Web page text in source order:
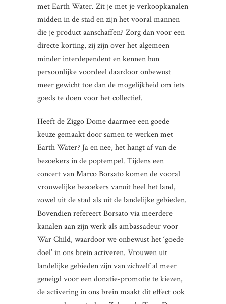
met Earth Water. Zit je met je verkoopkanalen
midden in de stad en zijn het vooral mannen
die je product aanschaffen? Zorg dan voor een
directe korting, zij zijn over het algemeen
minder interdependent en kennen hun
persoonlijke voordeel daardoor onbewust
meer gewicht toe dan de mogelijkheid om iets
goeds te doen voor het collectief.
Heeft de Ziggo Dome daarmee een goede
keuze gemaakt door samen te werken met
Earth Water? Ja en nee, het hangt af van de
bezoekers in de poptempel. Tijdens een
concert van Marco Borsato komen de vooral
vrouwelijke bezoekers vanuit heel het land,
zowel uit de stad als uit de landelijke gebieden.
Bovendien refereert Borsato via meerdere
kanalen aan zijn werk als ambassadeur voor
War Child, waardoor we onbewust het ‘goede
doel’ in ons brein activeren. Vrouwen uit
landelijke gebieden zijn van zichzelf al meer
geneigd voor een donatie-promotie te kiezen,
de activering in ons brein maakt dit effect ook